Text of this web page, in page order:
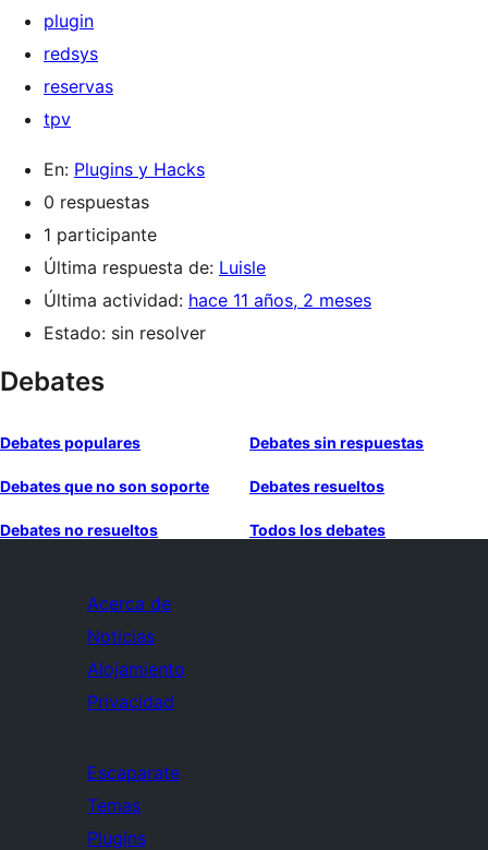
plugin
redsys
reservas
tpv
En: Plugins y Hacks
0 respuestas
1 participante
Última respuesta de: Luisle
Última actividad: hace 11 años, 2 meses
Estado: sin resolver
Debates
Debates populares Debates sin respuestas
Debates que no son soporte Debates resueltos
Debates no resueltos Todos los debates
Acerca de
Noticias
Alojamiento
Privacidad
Escaparate
Temas
Plugins